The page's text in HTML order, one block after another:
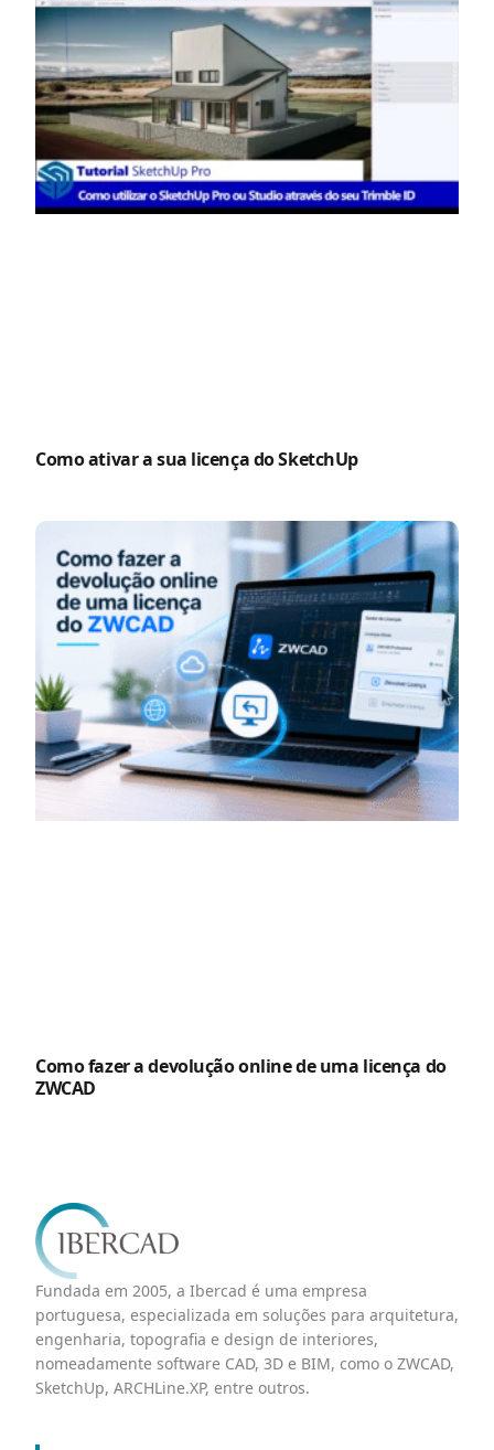
Como ativar a sua licença do SketchUp
Como fazer a devolução online de uma licença do
ZWCAD
Fundada em 2005, a Ibercad é uma empresa
portuguesa, especializada em soluções para arquitetura,
engenharia, topografia e design de interiores,
nomeadamente software CAD, 3D e BIM, como o ZWCAD,
SketchUp, ARCHLine.XP, entre outros.